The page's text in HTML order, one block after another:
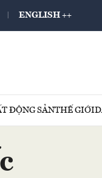
ENGLISH ++
ĐỘNG SẢNTHẾ GIỚI